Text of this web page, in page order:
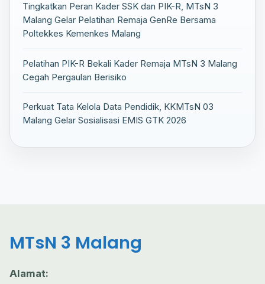
Tingkatkan Peran Kader SSK dan PIK-R, MTsN 3
Malang Gelar Pelatihan Remaja GenRe Bersama
Poltekkes Kemenkes Malang
Pelatihan PIK-R Bekali Kader Remaja MTsN 3 Malang
Cegah Pergaulan Berisiko
Perkuat Tata Kelola Data Pendidik, KKMTsN 03
Malang Gelar Sosialisasi EMIS GTK 2026
MTsN 3 Malang
Alamat: